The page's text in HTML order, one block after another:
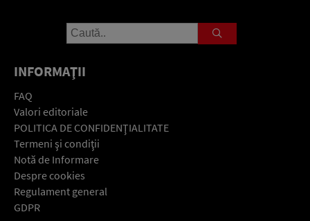
INFORMAŢII
FAQ
Valori editoriale
POLITICA DE CONFIDENŢIALITATE
Termeni şi condiţii
Notă de Informare
Despre cookies
Regulament general
GDPR